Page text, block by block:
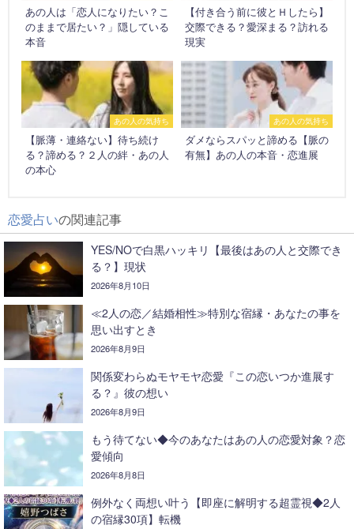
あの人は「恋人になりたい？こ
のままで居たい？」隠している
本音
【付き合う前に彼とＨしたら】
交際できる？愛深まる？訪れる
現実
あの人の気持ち
【脈薄・連絡ない】待ち続け
る？諦める？２人の絆・あの人
の本心
あの人の気持ち
ダメならスパッと諦める【脈の
有無】あの人の本音・恋進展
恋愛占いの関連記事
YES/NOで白黒ハッキリ【最後はあの人と交際でき
る？】現状
2026年8月10日
≪2人の恋／結婚相性≫特別な宿縁・あなたの事を
思い出すとき
2026年8月9日
関係変わらぬモヤモヤ恋愛『この恋いつか進展す
る？』彼の想い
2026年8月9日
もう待てない◆今のあなたはあの人の恋愛対象？恋
愛傾向
2026年8月8日
例外なく両想い叶う【即座に解明する超霊視◆2人
の宿縁30項】転機